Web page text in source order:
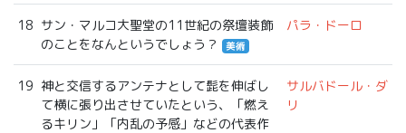
18 サン・マルコ大聖堂の11世紀の祭壇装飾
のことをなんというでしょう？
美術
パラ・ドーロ
19 神と交信するアンテナとして髭を伸ばし
て横に張り出させていたという、「燃え
るキリン」「内乱の予感」などの代表作
サルバドール・ダ
リ